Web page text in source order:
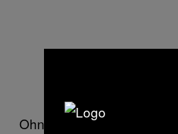
Ohnehin sind die